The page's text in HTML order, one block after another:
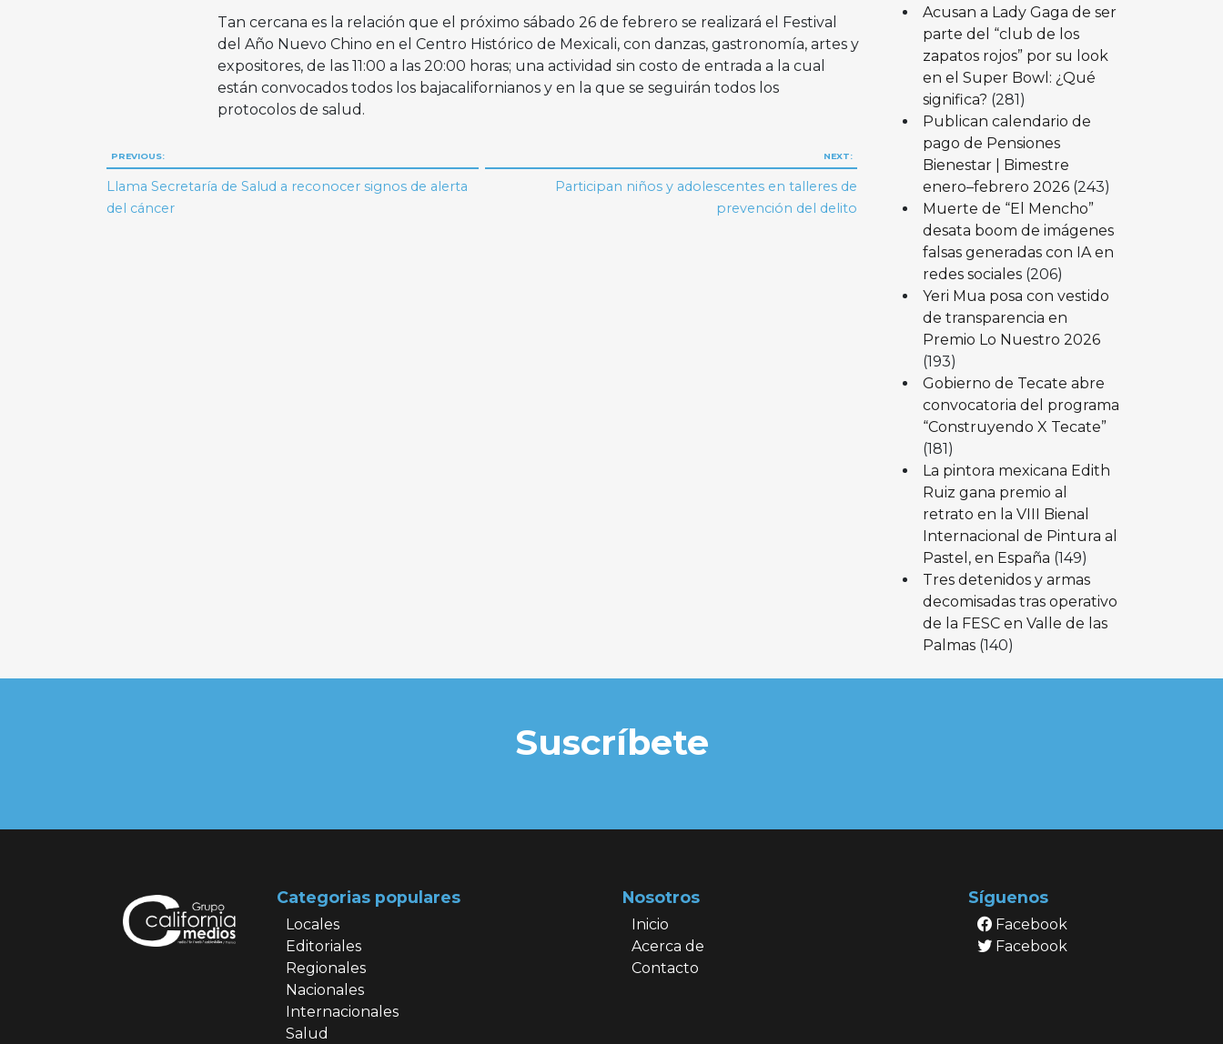
Tan cercana es la relación que el próximo sábado 26 de febrero se realizará el Festival
del Año Nuevo Chino en el Centro Histórico de Mexicali, con danzas, gastronomía, artes y
expositores, de las 11:00 a las 20:00 horas; una actividad sin costo de entrada a la cual
están convocados todos los bajacalifornianos y en la que se seguirán todos los
protocolos de salud.
Navegación
de
PREVIOUS:
Llama Secretaría de Salud a reconocer signos de alerta
del cáncer
NEXT:
Participan niños y adolescentes en talleres de
prevención del delito
Acusan a Lady Gaga de ser
parte del “club de los
zapatos rojos” por su look
en el Super Bowl: ¿Qué
significa? (281)
Publican calendario de
pago de Pensiones
Bienestar | Bimestre
enero–febrero 2026 (243)
Muerte de “El Mencho”
desata boom de imágenes
falsas generadas con IA en
redes sociales (206)
Yeri Mua posa con vestido
de transparencia en
Premio Lo Nuestro 2026
(193)
Gobierno de Tecate abre
convocatoria del programa
“Construyendo X Tecate”
(181)
La pintora mexicana Edith
Ruiz gana premio al
retrato en la VIII Bienal
Internacional de Pintura al
Pastel, en España (149)
Tres detenidos y armas
decomisadas tras operativo
de la FESC en Valle de las
Palmas (140)
Suscríbete
Categorias populares
Locales
Editoriales
Regionales
Nacionales
Internacionales
Salud
Nosotros
Inicio
Acerca de
Contacto
Síguenos
Facebook
Facebook